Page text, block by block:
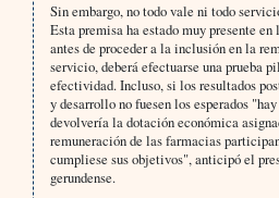
Sin embargo, no todo vale ni todo
Esta premisa ha estado muy presente
antes de proceder a la inclusión en la
servicio, deberá efectuarse una prueba
efectividad. Incluso, si los resultados
y desarrollo no fuesen los esperados
devolvería la dotación económica
remuneración de las farmacias
cumpliese sus objetivos", anticipó el
gerundense.